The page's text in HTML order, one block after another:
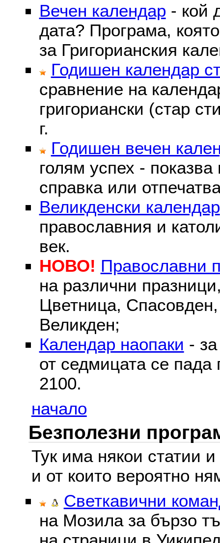
Вечен календар - кой
дата? Програма,
за Григорианския
Годишен календар
сравнение на
григориански (стар
г.
Годишен вечен
голям успех -
справка или
Великденски календар
православния и
век.
НОВО! Православни
на различни
Цветница, Спасовден,
Великден;
Календар наопаки -
от седмицата се пада
2100.
начало
Безполезни
Тук има някои статии
и от които вероятно
Светкавични
на Мозила за бързо